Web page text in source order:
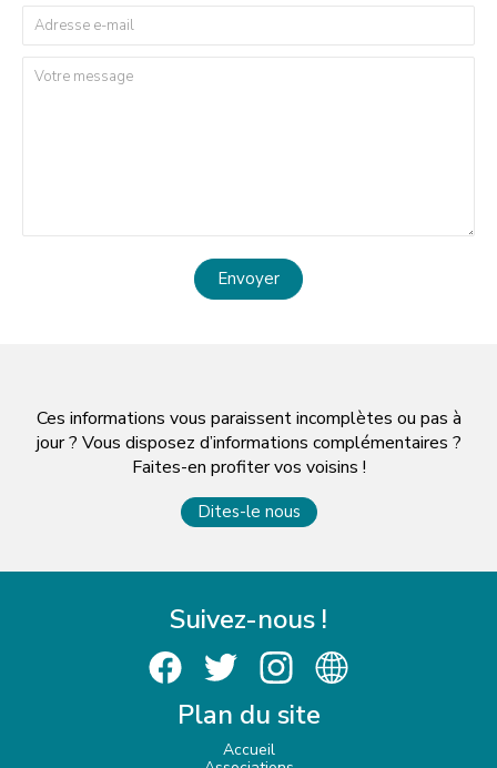
Envoyer
Ces informations vous paraissent incomplètes ou pas à
jour ? Vous disposez d’informations complémentaires ?
Faites-en profiter vos voisins !
Dites-le nous
Suivez-nous !
Plan du site
Accueil